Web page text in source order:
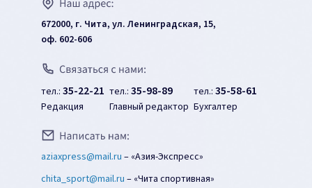
672000, г. Чита, ул. Ленинградская, 15,
оф. 602-606
тел.: 35-22-21
Редакция
тел.: 35-98-89
Главный редактор
тел.: 35-58-61
Бухгалтер
aziaxpress@mail.ru – «Азия-Экспресс»
chita_sport@mail.ru – «Чита спортивная»